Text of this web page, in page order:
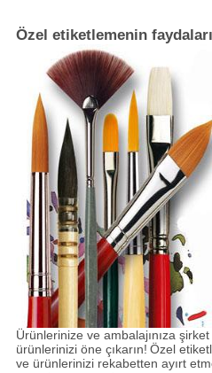
Özel etiketlemenin
Ürünlerinize ve ambalajınıza
ürünlerinizi öne çıkarın! Özel
ve ürünlerinizi rekabetten ayırt